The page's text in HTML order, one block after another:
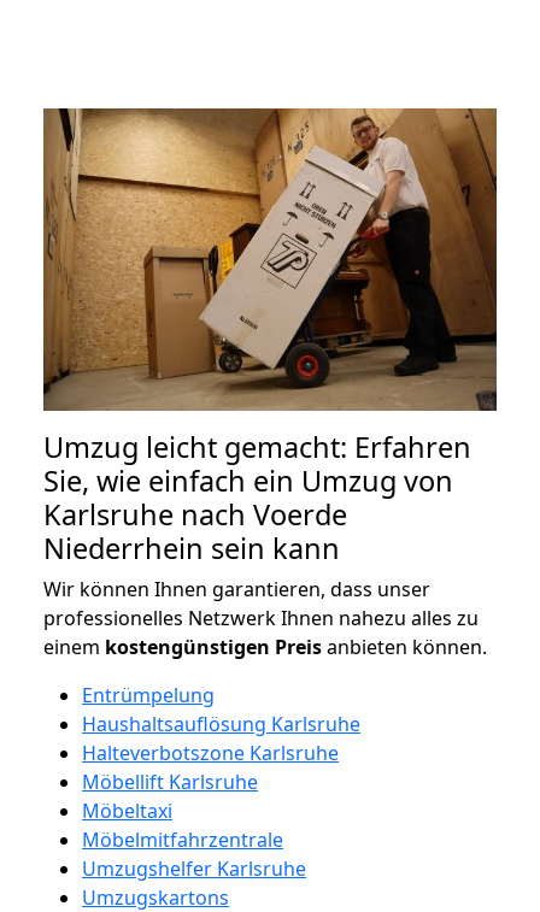
Umzug leicht gemacht: Erfahren
Sie, wie einfach ein Umzug von
Karlsruhe nach Voerde
Niederrhein sein kann
Wir können Ihnen garantieren, dass unser
professionelles Netzwerk Ihnen nahezu alles zu
einem kostengünstigen Preisanbieten können.
Entrümpelung
Haushaltsauflösung Karlsruhe
Halteverbotszone Karlsruhe
Möbellift Karlsruhe
Möbeltaxi
Möbelmitfahrzentrale
Umzugshelfer Karlsruhe
Umzugskartons